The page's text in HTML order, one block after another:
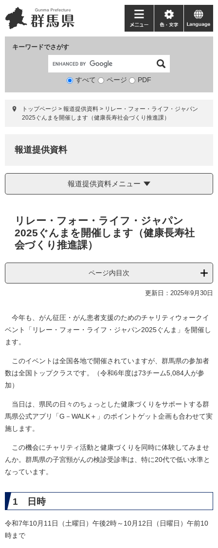
ー
ジ
ニ
ュ
て
キーワードでさがす
検
象
すべて ページ PDF
メ
ニ
ー
色・
文
language
トップページ > 報道提供資料 > リレー・フォー・ライフ・ジャパン
2025ぐんまを開催します（健康長寿社会づくり推進課）
報道提供資料
報道提供資料メニュー
リレー・フォー・ライフ・ジャパン
2025ぐんまを開催します（健康長寿社
会づくり推進課）
ページ内目次
更新日：2025年9月30日
今年も、がん征圧・がん患者支援のためのチャリティウォークイ
ベント「リレー・フォー・ライフ・ジャパン2025ぐんま」を開催し
ます。
このイベントは全国各地で開催されていますが、群馬県の参加者
数は全国トップクラスです。（令和6年度は73チーム5,084人が参
加）
当日は、県民の日々のちょっとした健康づくりをサポートする群
馬県公式アプリ「G－WALK＋」のポイントゲット企画も合わせて実
施します。
この機会にチャリティ活動と健康づくりを同時に体験してみませ
んか。群馬県の子宮頸がんの検診受診率は、特に20代で低い水準と
なっています。
1 日時
令和7年10月11日（土曜日）午後2時～10月12日（日曜日）午前10
時まで